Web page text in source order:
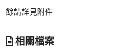
餘請詳見附件
相關檔案